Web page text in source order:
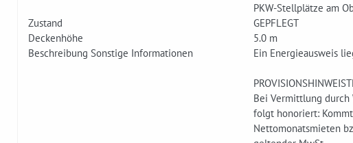
PKW-Stellplätze am
Zustand
GEPFLEGT
Deckenhöhe
5.0 m
Beschreibung Sonstige Informationen
Ein Energieausweis
Bei Vermittlung durch
folgt honoriert:
Nettomonatsmieten